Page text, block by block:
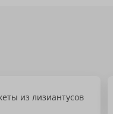
из лизиантусов